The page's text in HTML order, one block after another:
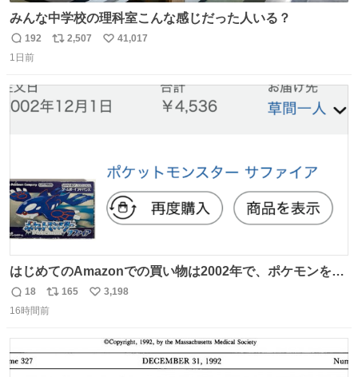
みんな中学校の理科室こんな感じだった人いる？
返
信
192
リ
数
2,507
い
41,017
1日前
はじめてのAmazonでの買い物は2002年で、ポケモンを買
ったようだ 24年前かぁ。
返
信
18
リ
ポ
ト
数
165
い
数
3,198
16時間前